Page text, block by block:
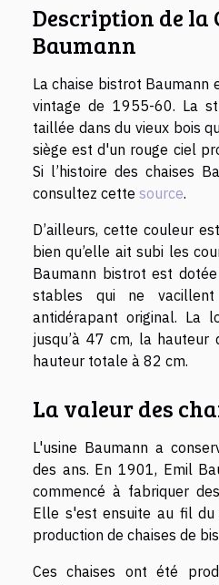
Description de la
Baumann
La chaise bistrot Baumann
vintage de 1955-60. La
taillée dans du vieux bois
siège est d'un rouge ciel
Si l’histoire des chaises
consultez cette source.
D’ailleurs, cette couleur
bien qu’elle ait subi les
Baumann bistrot est
stables qui ne
antidérapant original. La
jusqu’à 47 cm, la
hauteur totale à 82 cm.
La valeur des
L'usine Baumann a
des ans. En 1901, Emil
commencé à fabriquer
Elle s'est ensuite au fil
production de chaises de
Ces chaises ont été